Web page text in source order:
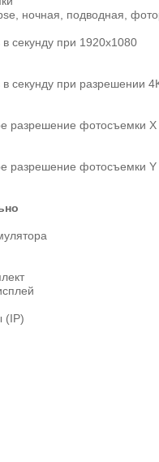
ночная, подводная,
секунду при 1920x1080
в секунду при разрешении
разрешение фотосъемки X
разрешение фотосъемки Y
(IP)